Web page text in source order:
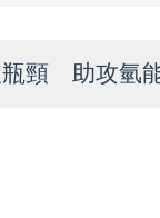
頸 助攻氫